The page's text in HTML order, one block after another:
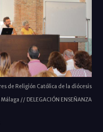
de Religión Católica de la diócesis
Málaga // DELEGACIÓN ENSEÑANZA